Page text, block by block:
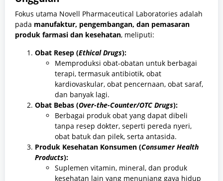
Fokus utama Novell Pharmaceutical Laboratories adalah
pada manufaktur, pengembangan, dan pemasaran
produk farmasi dan kesehatan, meliputi:
Obat Resep (Ethical Drugs):
Memproduksi obat-obatan untuk berbagai
terapi, termasuk antibiotik, obat
kardiovaskular, obat pencernaan, obat saraf,
dan banyak lagi.
Obat Bebas (Over-the-Counter/OTC Drugs):
Berbagai produk obat yang dapat dibeli
tanpa resep dokter, seperti pereda nyeri,
obat batuk dan pilek, serta antasida.
Produk Kesehatan Konsumen (Consumer Health
Products):
Suplemen vitamin, mineral, dan produk
kesehatan lain yang menunjang gaya hidup